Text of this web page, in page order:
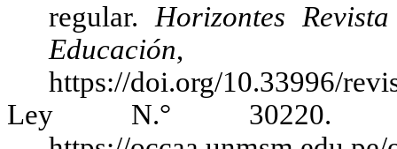
regular. Horizontes
Educación
https://doi.org/10.33996/
Ley N.° 30220.